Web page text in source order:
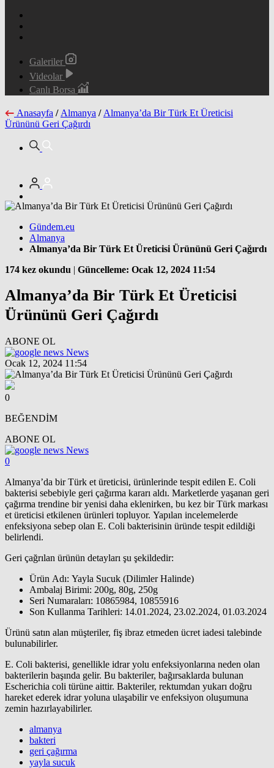
Galeriler
Videolar
Canlı Borsa
Anasayfa / Almanya / Almanya’da Bir Türk Et Üreticisi
Ürününü Geri Çağırdı
Gündem.eu
Almanya
Almanya’da Bir Türk Et Üreticisi Ürününü Geri Çağırdı
174 kez okundu | Güncelleme: Ocak 12, 2024 11:54
Almanya’da Bir Türk Et Üreticisi
Ürününü Geri Çağırdı
ABONE OL
News
Ocak 12, 2024 11:54
0
BEĞENDİM
ABONE OL
News
0
Almanya’da bir Türk et üreticisi, ürünlerinde tespit edilen E. Coli
bakterisi sebebiyle geri çağırma kararı aldı. Marketlerde yaşanan geri
çağırma trendine bir yenisi daha eklenirken, bu kez bir Türk markası
et üreticisi etkilenen ürünleri topluyor. Yapılan incelemelerde
enfeksiyona sebep olan E. Coli bakterisinin üründe tespit edildiği
belirlendi.
Geri çağrılan ürünün detayları şu şekildedir:
Ürün Adı: Yayla Sucuk (Dilimler Halinde)
Ambalaj Birimi: 200g, 80g, 250g
Seri Numaraları: 10865984, 10855916
Son Kullanma Tarihleri: 14.01.2024, 23.02.2024, 01.03.2024
Ürünü satın alan müşteriler, fiş ibraz etmeden ücret iadesi talebinde
bulunabilirler.
E. Coli bakterisi, genellikle idrar yolu enfeksiyonlarına neden olan
bakterilerin başında gelir. Bu bakteriler, bağırsaklarda bulunan
Escherichia coli türüne aittir. Bakteriler, rektumdan yukarı doğru
hareket ederek idrar yoluna ulaşabilir ve enfeksiyon oluşumuna
zemin hazırlayabilirler.
almanya
bakteri
geri çağırma
yayla sucuk